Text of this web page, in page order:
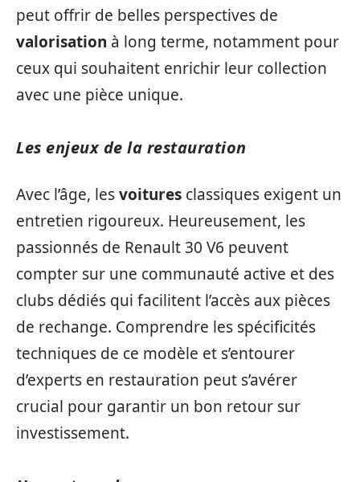
peut offrir de belles perspectives de
valorisation à long terme, notamment pour
ceux qui souhaitent enrichir leur collection
avec une pièce unique.
Les enjeux de la restauration
Avec l’âge, lesvoitures classiques exigent un
entretien rigoureux. Heureusement, les
passionnés de Renault 30 V6 peuvent
compter sur une communauté active et des
clubs dédiés qui facilitent l’accès aux pièces
de rechange. Comprendre les spécificités
techniques de ce modèle et s’entourer
d’experts en restauration peut s’avérer
crucial pour garantir un bon retour sur
investissement.